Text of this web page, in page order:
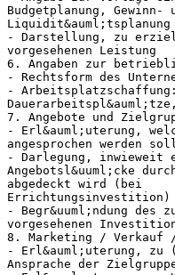
Budgetplanung, Gewinn-
Liquidit&auml;tsplanung
- Darstellung, zu
vorgesehenen Leistung
6. Angaben zur
- Rechtsform des
-
7. Angebote und
- Erl&auml;uterung,
angesprochen werden
- Darlegung, inwieweit
Angebotsl&uuml;cke
abgedeckt wird (bei
Errichtungsinvestition)
- Begr&uuml;ndung des
vorgesehenen
8. Marketing / Verkauf /
- Erl&auml;uterung, zu
Ansprache der